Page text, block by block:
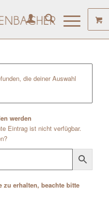
die deiner Auswahl
werden
Eintrag ist nicht verfügbar.
zu erhalten, beachte bitte